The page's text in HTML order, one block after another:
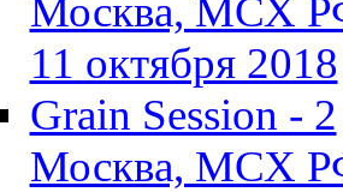
Москва, МСХ
11 октября 2018
Grain Session - 2
Москва, МСХ